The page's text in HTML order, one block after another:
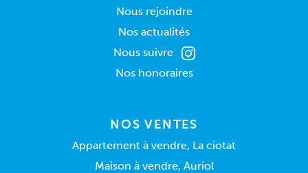
Nous rejoindre
Nos actualités
Nous suivre
Nos honoraires
NOS VENTES
Appartement à vendre, La ciotat
Maison à vendre, Auriol